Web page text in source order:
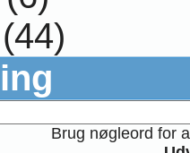
(44)
Brug nøgleord for